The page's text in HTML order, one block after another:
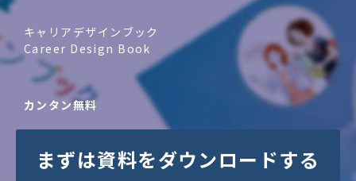
キャリアデザインブック
Career Design Book
カンタン無料
まずは資料をダウンロードする